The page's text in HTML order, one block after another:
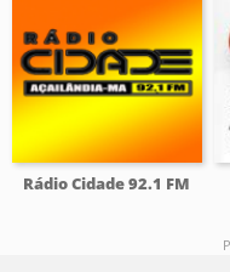
Rádio Cidade 92.1 FM